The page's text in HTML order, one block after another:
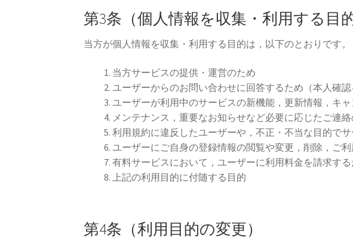
第3条（個人情報を収集・利用する目的
当方が個人情報を収集・利用する目的は，以下のとおりです。
当方サービスの提供・運営のため
ユーザーからのお問い合わせに回答するため（本人確認
ユーザーが利用中のサービスの新機能，更新情報，キ
メンテナンス，重要なお知らせなど必要に応じたご連
利用規約に違反したユーザーや，不正・不当な目的で
ユーザーにご自身の登録情報の閲覧や変更，削除，ご
有料サービスにおいて，ユーザーに利用料金を請求する
上記の利用目的に付随する目的
第4条（利用目的の変更）